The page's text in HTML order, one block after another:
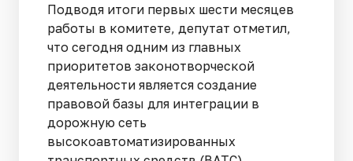
Подводя итоги первых шести месяцев
работы в комитете, депутат отметил,
что сегодня одним из главных
приоритетов законотворческой
деятельности является создание
правовой базы для интеграции в
дорожную сеть
высокоавтоматизированных